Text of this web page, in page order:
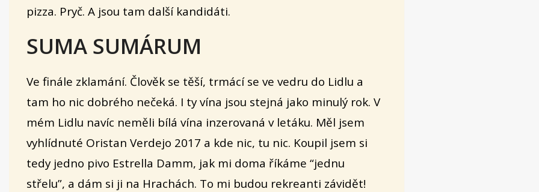
pizza. Pryč. A jsou tam další kandidáti.
SUMA SUMÁRUM
Ve finále zklamání. Člověk se těší, trmácí se ve vedru do Lidlu a
tam ho nic dobrého nečeká. I ty vína jsou stejná jako minulý rok. V
mém Lidlu navíc neměli bílá vína inzerovaná v letáku. Měl jsem
vyhlídnuté Oristan Verdejo 2017 a kde nic, tu nic. Koupil jsem si
tedy jedno pivo Estrella Damm, jak mi doma říkáme “jednu
střelu”, a dám si ji na Hrachách. To mi budou rekreanti závidět!